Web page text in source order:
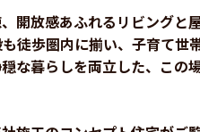
開放感あふれるリビングと
徒歩圏内に揃い、子育て世
な暮らしを両立した、この